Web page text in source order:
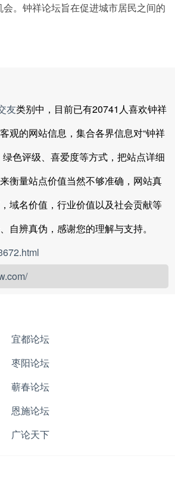
。钟祥论坛旨在促进城市居民之间的
友类别中，目前已有20741人喜欢钟祥
观的网站信息，集合各界信息对“钟祥
色评级、喜爱度等方式，把站点详细
衡量站点价值当然不够准确，网站真
域名价值，行业价值以及社会贡献等
辨真伪，感谢您的理解与支持。
宜都论坛
枣阳论坛
蕲春论坛
恩施论坛
广论天下